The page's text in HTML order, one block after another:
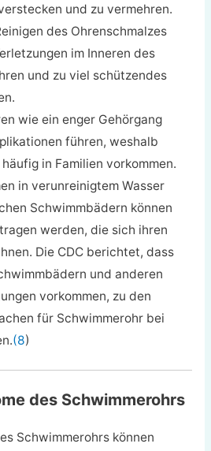
und zu vermehren.
des Ohrenschmalzes
im Inneren des
und zu viel schützendes
wie ein enger Gehörgang
führen, weshalb
in Familien vorkommen.
in verunreinigtem Wasser
Schwimmbädern können
werden, die sich ihren
Die CDC berichtet, dass
und anderen
vorkommen, zu den
für Schwimmerohr bei
(8)
des Schwimmerohrs
Schwimmerohrs können